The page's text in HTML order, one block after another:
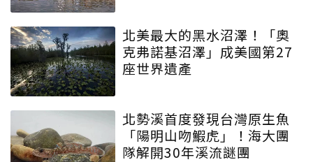
北美最大的黑水沼澤！「奧
克弗諾基沼澤」成美國第27
座世界遺產
北勢溪首度發現台灣原生魚
「陽明山吻鰕虎」！海大團
隊解開30年溪流謎團